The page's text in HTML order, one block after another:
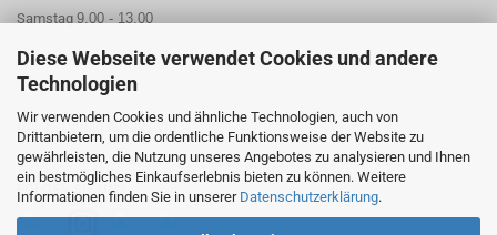
Diese Webseite verwendet Cookies und andere
Technologien
Wir verwenden Cookies und ähnliche Technologien, auch von
Drittanbietern, um die ordentliche Funktionsweise der Website zu
gewährleisten, die Nutzung unseres Angebotes zu analysieren und Ihnen
ein bestmögliches Einkaufserlebnis bieten zu können. Weitere
Informationen finden Sie in unserer Datenschutzerklärung.
Samstag 9.00 - 13.00
Mittwoch geschlossen
Online Termin aussuchen
FOLGEN SIE UNS